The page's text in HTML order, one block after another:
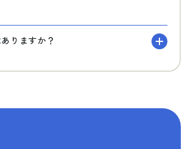
りますか？